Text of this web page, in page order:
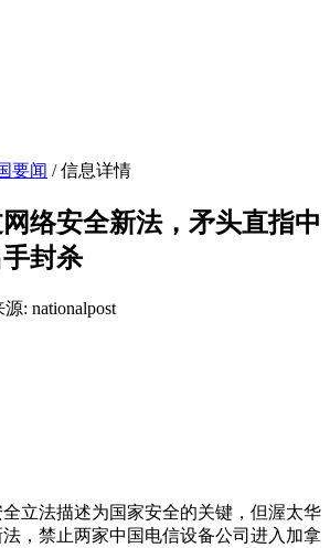
要闻 / 信息详情
络安全新法，矛头直指中
封杀
源: nationalpost
立法描述为国家安全的关键，但渥太华
，禁止两家中国电信设备公司进入加拿